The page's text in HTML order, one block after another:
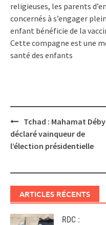
religieuses, les parents
concernés à s’engager
enfant bénéficie de la
Cette compagne est une
santé des enfants
Post
navigation
Tchad : Mahamat Déby
déclaré vainqueur de
l’élection présidentielle
ARTICLES RÉCENTS
RDC :